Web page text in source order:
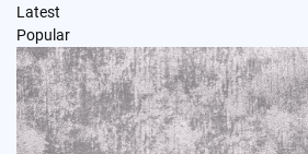
Latest
Popular